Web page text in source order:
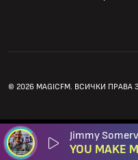
Jimmy
© 2026 MAGICFM. ВСИЧКИ ПРАВА